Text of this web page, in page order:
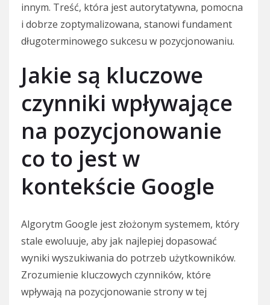
innym. Treść, która jest autorytatywna, pomocna
i dobrze zoptymalizowana, stanowi fundament
długoterminowego sukcesu w pozycjonowaniu.
Jakie są kluczowe
czynniki wpływające
na pozycjonowanie
co to jest w
kontekście Google
Algorytm Google jest złożonym systemem, który
stale ewoluuje, aby jak najlepiej dopasować
wyniki wyszukiwania do potrzeb użytkowników.
Zrozumienie kluczowych czynników, które
wpływają na pozycjonowanie strony w tej